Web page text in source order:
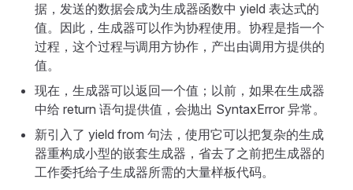
据，发送的数据会成为生成器函数中 yield 表达式的
值。因此，生成器可以作为协程使用。协程是指一个
过程，这个过程与调用方协作，产出由调用方提供的
值。
现在，生成器可以返回一个值；以前，如果在生成器
中给 return 语句提供值，会抛出 SyntaxError 异常。
新引入了 yield from 句法，使用它可以把复杂的生成
器重构成小型的嵌套生成器，省去了之前把生成器的
工作委托给子生成器所需的大量样板代码。